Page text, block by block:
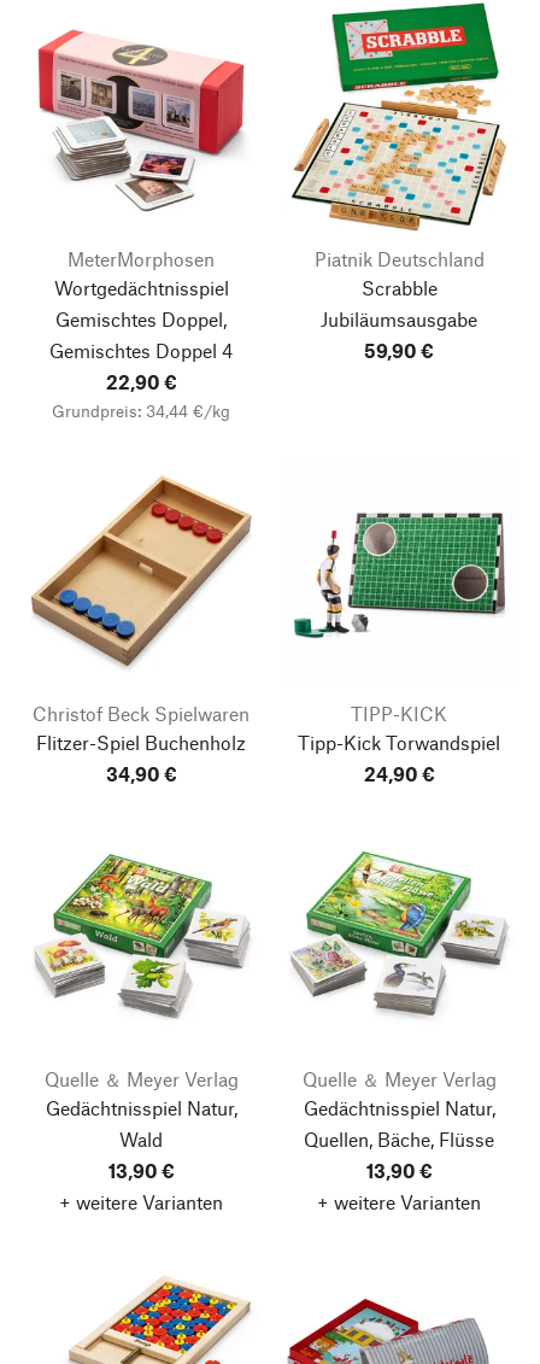
MeterMorphosen
Wortgedächtnisspiel
Gemischtes Doppel,
Gemischtes Doppel 4
22,90 €
Grundpreis: 34,44 €/kg
Piatnik Deutschland
Scrabble
Jubiläumsausgabe
59,90 €
Christof Beck Spielwaren
Flitzer-Spiel Buchenholz
34,90 €
TIPP-KICK
Tipp-Kick Torwandspiel
24,90 €
Quelle ＆ Meyer Verlag
Gedächtnisspiel Natur,
Wald
13,90 €
+ weitere Varianten
Quelle ＆ Meyer Verlag
Gedächtnisspiel Natur,
Quellen, Bäche, Flüsse
13,90 €
+ weitere Varianten